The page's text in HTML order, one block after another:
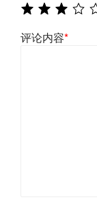
评论内容*